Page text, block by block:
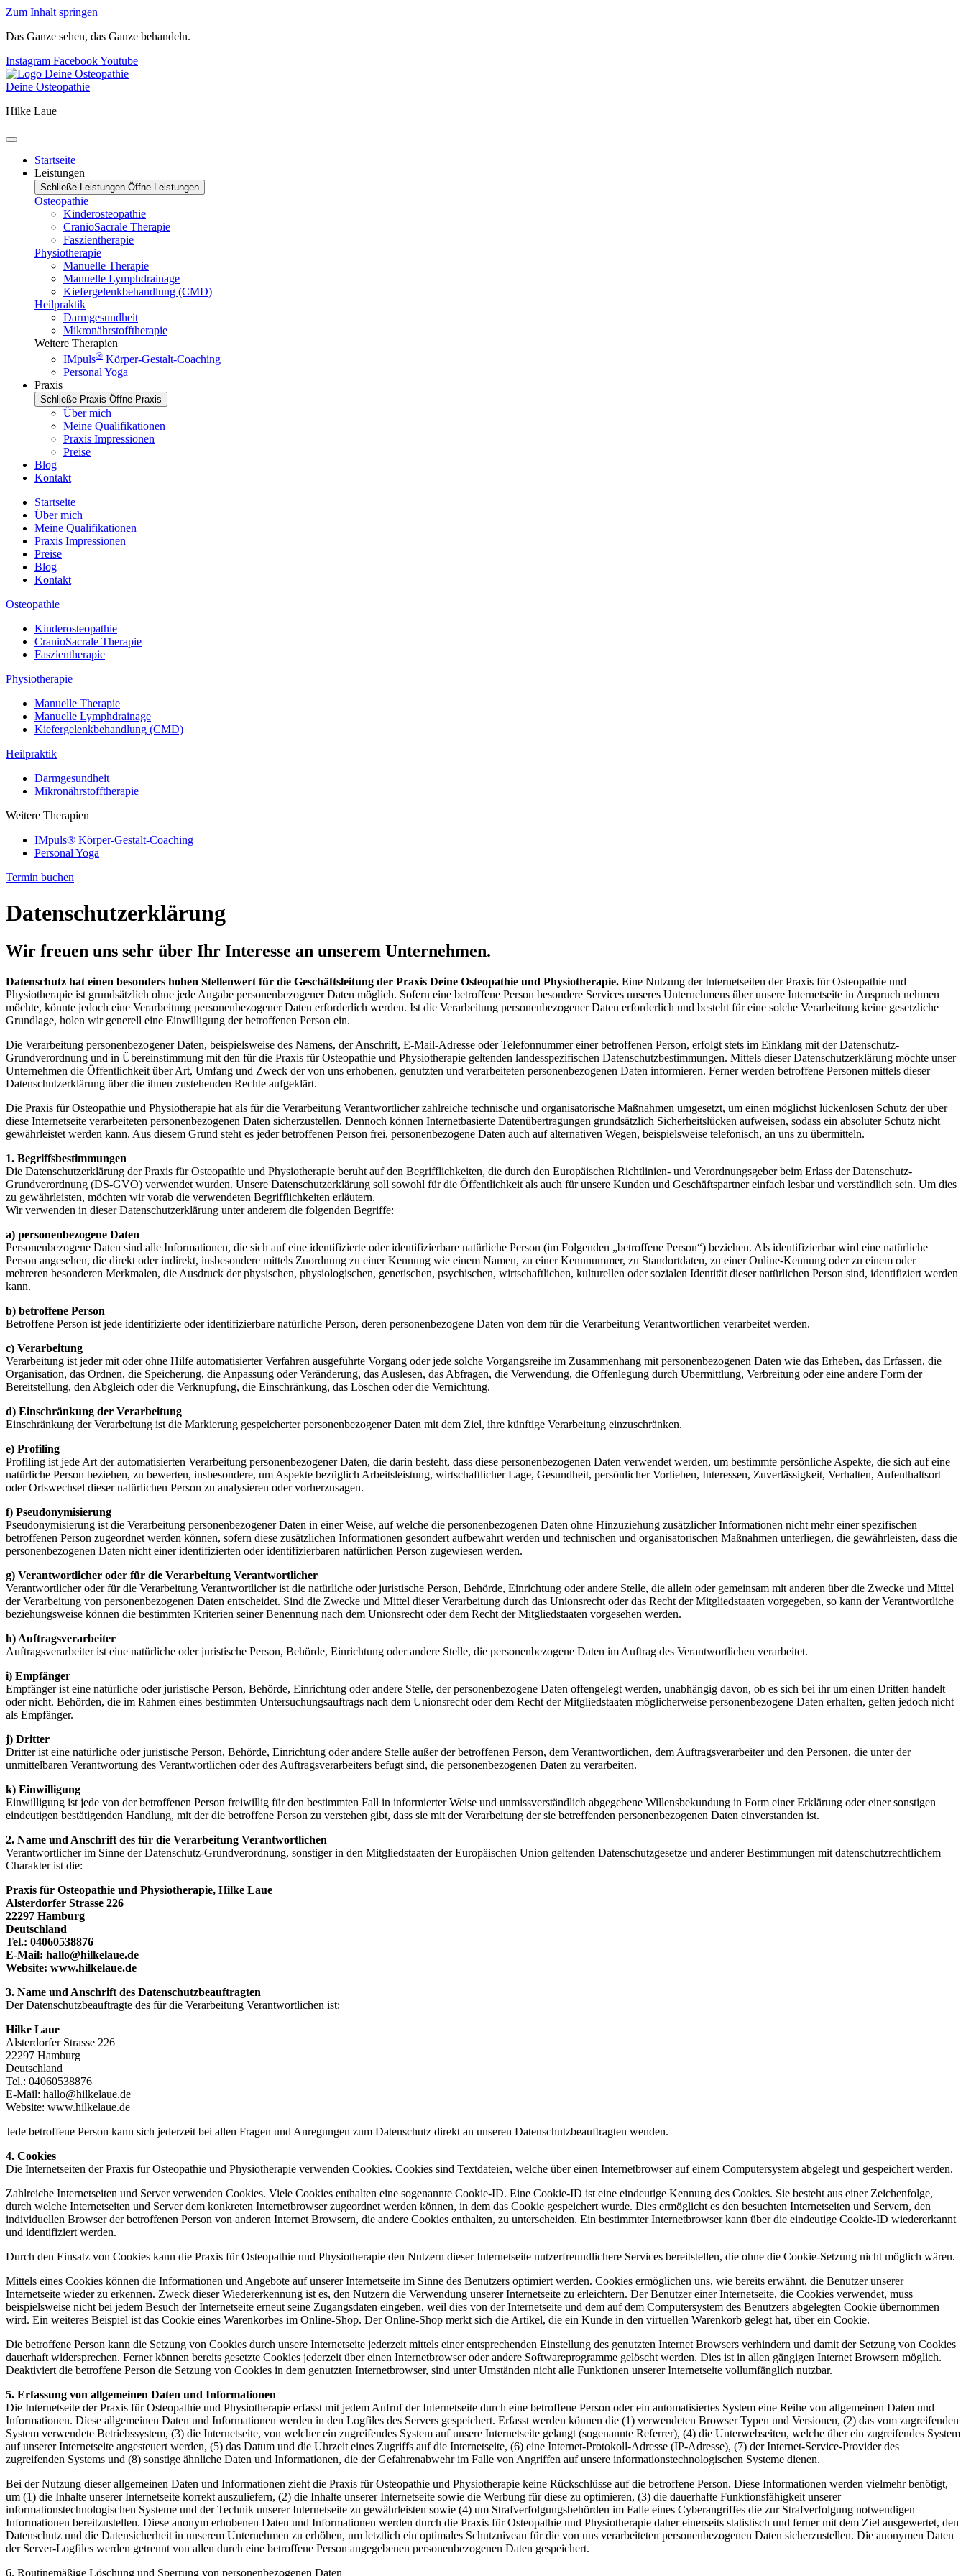
Zum Inhalt springen
Das Ganze sehen, das Ganze behandeln.
Instagram FacebookYoutube
Deine Osteopathie
Hilke Laue
Startseite
Leistungen
Schließe Leistungen Öffne Leistungen
Osteopathie
Kinderosteopathie
CranioSacrale Therapie
Faszientherapie
Physiotherapie
Manuelle Therapie
Manuelle Lymphdrainage
Kiefergelenkbehandlung (CMD)
Heilpraktik
Darmgesundheit
Mikronährstofftherapie
Weitere Therapien
IMpuls® Körper-Gestalt-Coaching
Personal Yoga
Praxis
Schließe Praxis Öffne Praxis
Über mich
Meine Qualifikationen
Praxis Impressionen
Preise
Blog
Kontakt
Startseite
Über mich
Meine Qualifikationen
Praxis Impressionen
Preise
Blog
Kontakt
Osteopathie
Kinderosteopathie
CranioSacrale Therapie
Faszientherapie
Physiotherapie
Manuelle Therapie
Manuelle Lymphdrainage
Kiefergelenkbehandlung (CMD)
Heilpraktik
Darmgesundheit
Mikronährstofftherapie
Weitere Therapien
IMpuls® Körper-Gestalt-Coaching
Personal Yoga
Termin buchen
Datenschutzerklärung
Wir freuen uns sehr über Ihr Interesse an unserem Unternehmen.
Datenschutz hat einen besonders hohen Stellenwert für die Geschäftsleitung der Praxis Deine Osteopathie und Physiotherapie. Eine Nutzung der Internetseiten der Praxis für Osteopathie und
Physiotherapie ist grundsätzlich ohne jede Angabe personenbezogener Daten möglich. Sofern eine betroffene Person besondere Services unseres Unternehmens über unsere Internetseite in Anspruch nehmen
möchte, könnte jedoch eine Verarbeitung personenbezogener Daten erforderlich werden. Ist die Verarbeitung personenbezogener Daten erforderlich und besteht für eine solche Verarbeitung keine gesetzliche
Grundlage, holen wir generell eine Einwilligung der betroffenen Person ein.
Die Verarbeitung personenbezogener Daten, beispielsweise des Namens, der Anschrift, E-Mail-Adresse oder Telefonnummer einer betroffenen Person, erfolgt stets im Einklang mit der Datenschutz-
Grundverordnung und in Übereinstimmung mit den für die Praxis für Osteopathie und Physiotherapie geltenden landesspezifischen Datenschutzbestimmungen. Mittels dieser Datenschutzerklärung möchte unser
Unternehmen die Öffentlichkeit über Art, Umfang und Zweck der von uns erhobenen, genutzten und verarbeiteten personenbezogenen Daten informieren. Ferner werden betroffene Personen mittels dieser
Datenschutzerklärung über die ihnen zustehenden Rechte aufgeklärt.
Die Praxis für Osteopathie und Physiotherapie hat als für die Verarbeitung Verantwortlicher zahlreiche technische und organisatorische Maßnahmen umgesetzt, um einen möglichst lückenlosen Schutz der über
diese Internetseite verarbeiteten personenbezogenen Daten sicherzustellen. Dennoch können Internetbasierte Datenübertragungen grundsätzlich Sicherheitslücken aufweisen, sodass ein absoluter Schutz nicht
gewährleistet werden kann. Aus diesem Grund steht es jeder betroffenen Person frei, personenbezogene Daten auch auf alternativen Wegen, beispielsweise telefonisch, an uns zu übermitteln.
1. Begriffsbestimmungen
Die Datenschutzerklärung der Praxis für Osteopathie und Physiotherapie beruht auf den Begrifflichkeiten, die durch den Europäischen Richtlinien- und Verordnungsgeber beim Erlass der Datenschutz-
Grundverordnung (DS-GVO) verwendet wurden. Unsere Datenschutzerklärung soll sowohl für die Öffentlichkeit als auch für unsere Kunden und Geschäftspartner einfach lesbar und verständlich sein. Um dies
zu gewährleisten, möchten wir vorab die verwendeten Begrifflichkeiten erläutern.
Wir verwenden in dieser Datenschutzerklärung unter anderem die folgenden Begriffe:
a) personenbezogene Daten
Personenbezogene Daten sind alle Informationen, die sich auf eine identifizierte oder identifizierbare natürliche Person (im Folgenden „betroffene Person“) beziehen. Als identifizierbar wird eine natürliche
Person angesehen, die direkt oder indirekt, insbesondere mittels Zuordnung zu einer Kennung wie einem Namen, zu einer Kennnummer, zu Standortdaten, zu einer Online-Kennung oder zu einem oder
mehreren besonderen Merkmalen, die Ausdruck der physischen, physiologischen, genetischen, psychischen, wirtschaftlichen, kulturellen oder sozialen Identität dieser natürlichen Person sind, identifiziert werden
kann.
b) betroffene Person
Betroffene Person ist jede identifizierte oder identifizierbare natürliche Person, deren personenbezogene Daten von dem für die Verarbeitung Verantwortlichen verarbeitet werden.
c) Verarbeitung
Verarbeitung ist jeder mit oder ohne Hilfe automatisierter Verfahren ausgeführte Vorgang oder jede solche Vorgangsreihe im Zusammenhang mit personenbezogenen Daten wie das Erheben, das Erfassen, die
Organisation, das Ordnen, die Speicherung, die Anpassung oder Veränderung, das Auslesen, das Abfragen, die Verwendung, die Offenlegung durch Übermittlung, Verbreitung oder eine andere Form der
Bereitstellung, den Abgleich oder die Verknüpfung, die Einschränkung, das Löschen oder die Vernichtung.
d) Einschränkung der Verarbeitung
Einschränkung der Verarbeitung ist die Markierung gespeicherter personenbezogener Daten mit dem Ziel, ihre künftige Verarbeitung einzuschränken.
e) Profiling
Profiling ist jede Art der automatisierten Verarbeitung personenbezogener Daten, die darin besteht, dass diese personenbezogenen Daten verwendet werden, um bestimmte persönliche Aspekte, die sich auf eine
natürliche Person beziehen, zu bewerten, insbesondere, um Aspekte bezüglich Arbeitsleistung, wirtschaftlicher Lage, Gesundheit, persönlicher Vorlieben, Interessen, Zuverlässigkeit, Verhalten, Aufenthaltsort
oder Ortswechsel dieser natürlichen Person zu analysieren oder vorherzusagen.
f) Pseudonymisierung
Pseudonymisierung ist die Verarbeitung personenbezogener Daten in einer Weise, auf welche die personenbezogenen Daten ohne Hinzuziehung zusätzlicher Informationen nicht mehr einer spezifischen
betroffenen Person zugeordnet werden können, sofern diese zusätzlichen Informationen gesondert aufbewahrt werden und technischen und organisatorischen Maßnahmen unterliegen, die gewährleisten, dass die
personenbezogenen Daten nicht einer identifizierten oder identifizierbaren natürlichen Person zugewiesen werden.
g) Verantwortlicher oder für die Verarbeitung Verantwortlicher
Verantwortlicher oder für die Verarbeitung Verantwortlicher ist die natürliche oder juristische Person, Behörde, Einrichtung oder andere Stelle, die allein oder gemeinsam mit anderen über die Zwecke und Mittel
der Verarbeitung von personenbezogenen Daten entscheidet. Sind die Zwecke und Mittel dieser Verarbeitung durch das Unionsrecht oder das Recht der Mitgliedstaaten vorgegeben, so kann der Verantwortliche
beziehungsweise können die bestimmten Kriterien seiner Benennung nach dem Unionsrecht oder dem Recht der Mitgliedstaaten vorgesehen werden.
h) Auftragsverarbeiter
Auftragsverarbeiter ist eine natürliche oder juristische Person, Behörde, Einrichtung oder andere Stelle, die personenbezogene Daten im Auftrag des Verantwortlichen verarbeitet.
i) Empfänger
Empfänger ist eine natürliche oder juristische Person, Behörde, Einrichtung oder andere Stelle, der personenbezogene Daten offengelegt werden, unabhängig davon, ob es sich bei ihr um einen Dritten handelt
oder nicht. Behörden, die im Rahmen eines bestimmten Untersuchungsauftrags nach dem Unionsrecht oder dem Recht der Mitgliedstaaten möglicherweise personenbezogene Daten erhalten, gelten jedoch nicht
als Empfänger.
j) Dritter
Dritter ist eine natürliche oder juristische Person, Behörde, Einrichtung oder andere Stelle außer der betroffenen Person, dem Verantwortlichen, dem Auftragsverarbeiter und den Personen, die unter der
unmittelbaren Verantwortung des Verantwortlichen oder des Auftragsverarbeiters befugt sind, die personenbezogenen Daten zu verarbeiten.
k) Einwilligung
Einwilligung ist jede von der betroffenen Person freiwillig für den bestimmten Fall in informierter Weise und unmissverständlich abgegebene Willensbekundung in Form einer Erklärung oder einer sonstigen
eindeutigen bestätigenden Handlung, mit der die betroffene Person zu verstehen gibt, dass sie mit der Verarbeitung der sie betreffenden personenbezogenen Daten einverstanden ist.
2. Name und Anschrift des für die Verarbeitung Verantwortlichen
Verantwortlicher im Sinne der Datenschutz-Grundverordnung, sonstiger in den Mitgliedstaaten der Europäischen Union geltenden Datenschutzgesetze und anderer Bestimmungen mit datenschutzrechtlichem
Charakter ist die:
Praxis für Osteopathie und Physiotherapie, Hilke Laue
Alsterdorfer Strasse 226
22297 Hamburg
Deutschland
Tel.: 04060538876
E-Mail: hallo@hilkelaue.de
Website: www.hilkelaue.de
3. Name und Anschrift des Datenschutzbeauftragten
Der Datenschutzbeauftragte des für die Verarbeitung Verantwortlichen ist:
Hilke Laue
Alsterdorfer Strasse 226
22297 Hamburg
Deutschland
Tel.: 04060538876
E-Mail: hallo@hilkelaue.de
Website: www.hilkelaue.de
Jede betroffene Person kann sich jederzeit bei allen Fragen und Anregungen zum Datenschutz direkt an unseren Datenschutzbeauftragten wenden.
4. Cookies
Die Internetseiten der Praxis für Osteopathie und Physiotherapie verwenden Cookies. Cookies sind Textdateien, welche über einen Internetbrowser auf einem Computersystem abgelegt und gespeichert werden.
Zahlreiche Internetseiten und Server verwenden Cookies. Viele Cookies enthalten eine sogenannte Cookie-ID. Eine Cookie-ID ist eine eindeutige Kennung des Cookies. Sie besteht aus einer Zeichenfolge,
durch welche Internetseiten und Server dem konkreten Internetbrowser zugeordnet werden können, in dem das Cookie gespeichert wurde. Dies ermöglicht es den besuchten Internetseiten und Servern, den
individuellen Browser der betroffenen Person von anderen Internet Browsern, die andere Cookies enthalten, zu unterscheiden. Ein bestimmter Internetbrowser kann über die eindeutige Cookie-ID wiedererkannt
und identifiziert werden.
Durch den Einsatz von Cookies kann die Praxis für Osteopathie und Physiotherapie den Nutzern dieser Internetseite nutzerfreundlichere Services bereitstellen, die ohne die Cookie-Setzung nicht möglich wären.
Mittels eines Cookies können die Informationen und Angebote auf unserer Internetseite im Sinne des Benutzers optimiert werden. Cookies ermöglichen uns, wie bereits erwähnt, die Benutzer unserer
Internetseite wieder zu erkennen. Zweck dieser Wiedererkennung ist es, den Nutzern die Verwendung unserer Internetseite zu erleichtern. Der Benutzer einer Internetseite, die Cookies verwendet, muss
beispielsweise nicht bei jedem Besuch der Internetseite erneut seine Zugangsdaten eingeben, weil dies von der Internetseite und dem auf dem Computersystem des Benutzers abgelegten Cookie übernommen
wird. Ein weiteres Beispiel ist das Cookie eines Warenkorbes im Online-Shop. Der Online-Shop merkt sich die Artikel, die ein Kunde in den virtuellen Warenkorb gelegt hat, über ein Cookie.
Die betroffene Person kann die Setzung von Cookies durch unsere Internetseite jederzeit mittels einer entsprechenden Einstellung des genutzten Internet Browsers verhindern und damit der Setzung von Cookies
dauerhaft widersprechen. Ferner können bereits gesetzte Cookies jederzeit über einen Internetbrowser oder andere Softwareprogramme gelöscht werden. Dies ist in allen gängigen Internet Browsern möglich.
Deaktiviert die betroffene Person die Setzung von Cookies in dem genutzten Internetbrowser, sind unter Umständen nicht alle Funktionen unserer Internetseite vollumfänglich nutzbar.
5. Erfassung von allgemeinen Daten und Informationen
Die Internetseite der Praxis für Osteopathie und Physiotherapie erfasst mit jedem Aufruf der Internetseite durch eine betroffene Person oder ein automatisiertes System eine Reihe von allgemeinen Daten und
Informationen. Diese allgemeinen Daten und Informationen werden in den Logfiles des Servers gespeichert. Erfasst werden können die (1) verwendeten Browser Typen und Versionen, (2) das vom zugreifenden
System verwendete Betriebssystem, (3) die Internetseite, von welcher ein zugreifendes System auf unsere Internetseite gelangt (sogenannte Referrer), (4) die Unterwebseiten, welche über ein zugreifendes System
auf unserer Internetseite angesteuert werden, (5) das Datum und die Uhrzeit eines Zugriffs auf die Internetseite, (6) eine Internet-Protokoll-Adresse (IP-Adresse), (7) der Internet-Service-Provider des
zugreifenden Systems und (8) sonstige ähnliche Daten und Informationen, die der Gefahrenabwehr im Falle von Angriffen auf unsere informationstechnologischen Systeme dienen.
Bei der Nutzung dieser allgemeinen Daten und Informationen zieht die Praxis für Osteopathie und Physiotherapie keine Rückschlüsse auf die betroffene Person. Diese Informationen werden vielmehr benötigt,
um (1) die Inhalte unserer Internetseite korrekt auszuliefern, (2) die Inhalte unserer Internetseite sowie die Werbung für diese zu optimieren, (3) die dauerhafte Funktionsfähigkeit unserer
informationstechnologischen Systeme und der Technik unserer Internetseite zu gewährleisten sowie (4) um Strafverfolgungsbehörden im Falle eines Cyberangriffes die zur Strafverfolgung notwendigen
Informationen bereitzustellen. Diese anonym erhobenen Daten und Informationen werden durch die Praxis für Osteopathie und Physiotherapie daher einerseits statistisch und ferner mit dem Ziel ausgewertet, den
Datenschutz und die Datensicherheit in unserem Unternehmen zu erhöhen, um letztlich ein optimales Schutzniveau für die von uns verarbeiteten personenbezogenen Daten sicherzustellen. Die anonymen Daten
der Server-Logfiles werden getrennt von allen durch eine betroffene Person angegebenen personenbezogenen Daten gespeichert.
6. Routinemäßige Löschung und Sperrung von personenbezogenen Daten